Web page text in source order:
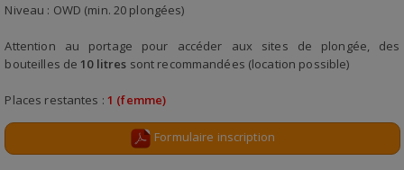
Niveau : OWD (min. 20 plongées)
Attention au portage pour accéder aux sites de plongée, des
bouteilles de 10 litres sont recommandées (location possible)
Places restantes : 1 (femme)
Formulaire inscription